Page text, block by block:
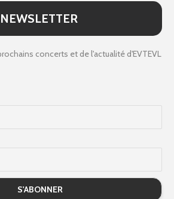
NEWSLETTER
concerts et de l'actualité d'EVTEVL